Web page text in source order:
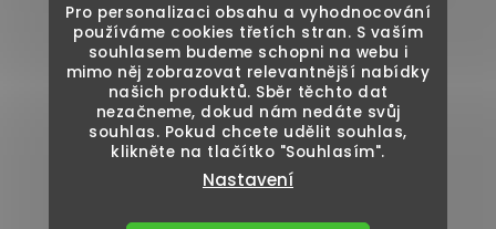
Pro personalizaci obsahu a vyhodnocování
používáme cookies třetích stran. S vaším
souhlasem budeme schopni na webu i
mimo něj zobrazovat relevantnější nabídky
našich produktů. Sběr těchto dat
nezačneme, dokud nám nedáte svůj
souhlas. Pokud chcete udělit souhlas,
klikněte na tlačítko "Souhlasím".
Nastavení